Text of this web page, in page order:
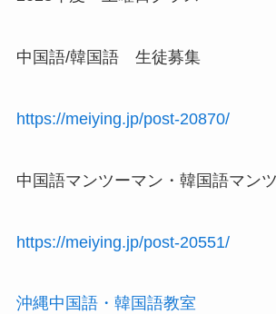
中国語/韓国語 生徒募集
https://meiying.jp/post-20870/
中国語マンツーマン・韓国語マン
https://meiying.jp/post-20551/
沖縄中国語・韓国語教室